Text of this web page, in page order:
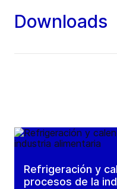
Downloads
Refrigeración y
procesos de la